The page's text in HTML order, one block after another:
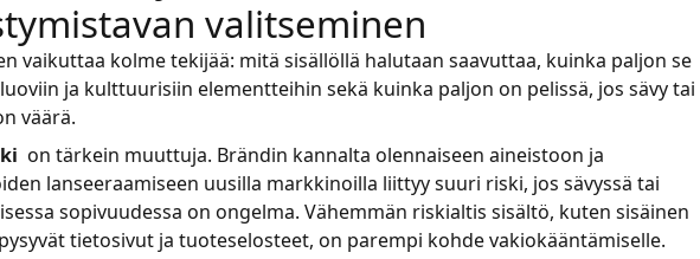
valitseminen
vaikuttaa kolme tekijää: mitä sisällöllä halutaan saavuttaa, kuinka paljon se
ja kulttuurisiin elementteihin sekä kuinka paljon on pelissä, jos sävy tai
väärä.
on tärkein muuttuja. Brändin kannalta olennaiseen aineistoon ja
lanseeraamiseen uusilla markkinoilla liittyy suuri riski, jos sävyssä tai
sopivuudessa on ongelma. Vähemmän riskialtis sisältö, kuten sisäinen
tietosivut ja tuoteselosteet, on parempi kohde vakiokääntämiselle.